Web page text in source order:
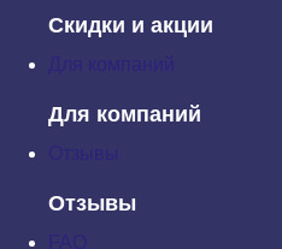
Скидки и акции
Для компаний
Отзывы
применяются к элементу на
Исходная система